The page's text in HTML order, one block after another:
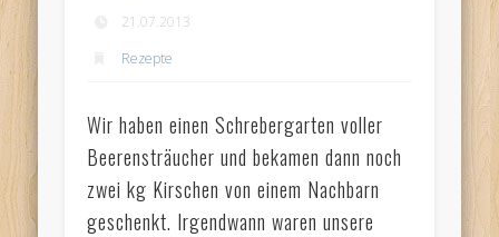
21.07.2013
Rezepte
Wir haben einen Schrebergarten voller
Beerensträucher und bekamen dann noch
zwei kg Kirschen von einem Nachbarn
geschenkt. Irgendwann waren unsere